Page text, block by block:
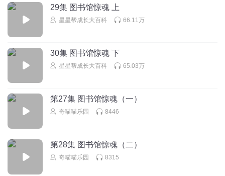
29集 图书馆惊魂 上
星星帮成长大百科 66.11万
30集 图书馆惊魂 下
星星帮成长大百科 65.03万
第27集 图书馆惊魂（一）
奇喵喵乐园 8446
第28集 图书馆惊魂（二）
奇喵喵乐园 8315